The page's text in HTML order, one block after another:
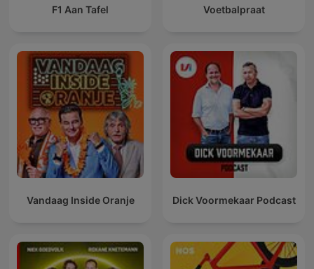
F1 Aan Tafel Voetbalpraat
Vandaag Inside Oranje Dick Voormekaar Podcast